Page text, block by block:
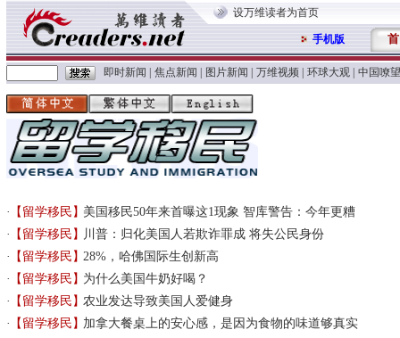
设万维读者为首页
手机版 首
即时新闻 焦点新闻 图片新闻 万维视频 环球大观 中国嘹望
【留学移民】美国移民50年来首曝这1现象 智库警告：今年更糟
【留学移民】 川普：归化美国人若欺诈罪成 将失公民身份
【留学移民】28%，哈佛国际生创新高
【留学移民】为什么美国牛奶好喝？
【留学移民】农业发达导致美国人爱健身
【留学移民】加拿大餐桌上的安心感，是因为食物的味道够真实